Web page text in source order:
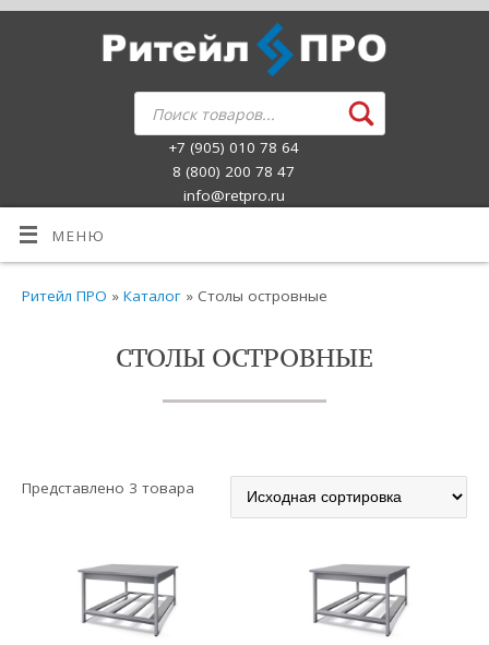
+7 (905) 010 78 64
8 (800) 200 78 47
info@retpro.ru
МЕНЮ
Ритейл ПРО »Каталог » Столы островные
СТОЛЫ ОСТРОВНЫЕ
Представлено 3 товара